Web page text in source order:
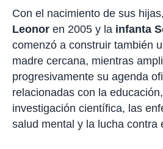
Con el nacimiento de sus
Leonor en 2005 y la infanta
comenzó a construir también
madre cercana, mientras
progresivamente su agenda
relacionadas con la
investigación científica, las
salud mental y la lucha contra